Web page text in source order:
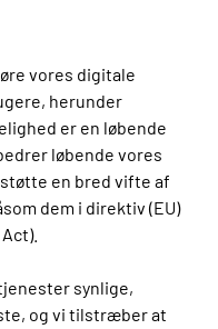
vores digitale
herunder
er en løbende
løbende vores
en bred vifte af
dem i direktiv (EU)
synlige,
og vi tilstræber at